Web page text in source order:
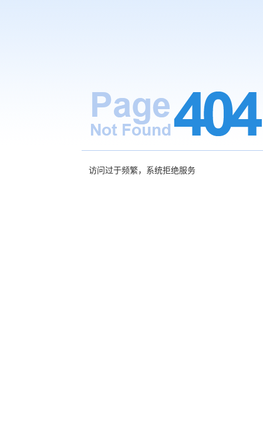
访问过于频繁，系统拒绝服务